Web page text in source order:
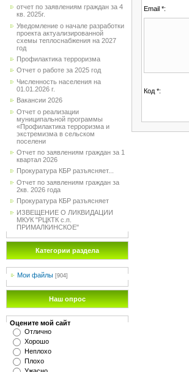
отчет по заявлениям граждан за 4
кв. 2025г.
Уведомление о начале разработки
проекта актуализированной
схемы теплоснабжения на 2027
год
Профилактика терроризма
Отчет о работе за 2025 год
Численность населения на
01.01.2026 г.
Вакансии 2026
Отчет о реализации
муниципальной программы
«Профилактика терроризма и
экстремизма в сельском
поселени
Отчет по заявлениям граждан за 1
квартал 2026
Прокуратура КБР разъясняет...
Отчет по заявлениям граждан за
2кв. 2026 года
Прокуратура КБР разъясняет
ИЗВЕЩЕНИЕ О ЛИКВИДАЦИИ
МКУК "РЦКТК с.п.
ПРИМАЛКИНСКОЕ"
Категории раздела
Мои файлы [904]
Наш опрос
Оцените мой сайт
Отлично
Хорошо
Неплохо
Плохо
Email *:
Код *: